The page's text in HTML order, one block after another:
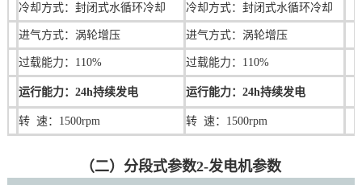
冷却方式：封闭式水循环冷却 冷却方式：封闭式水循环冷却
进气方式：涡轮增压 进气方式：涡轮增压
过载能力：110% 过载能力：110%
运行能力：24h持续发电 运行能力：24h持续发电
转 速：1500rpm 转 速：1500rpm
（二）分段式参数2-发电机参数